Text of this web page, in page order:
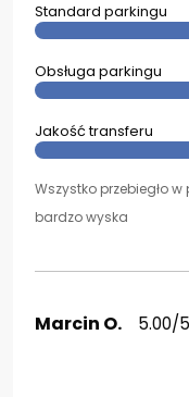
Standard parkingu
Obsługa parkingu
Jakość transferu
Wszystko przebiegło
bardzo wyska
Marcin O. 5.00/5